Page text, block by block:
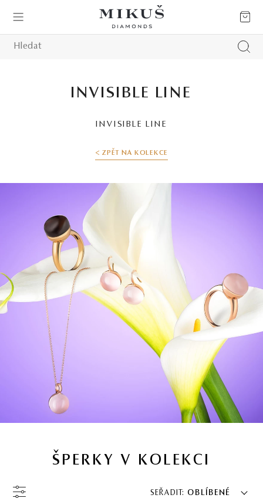
INVISIBLE LINE
INVISIBLE LINE
< ZPĚT NA KOLEKCE
ŠPERKY V KOLEKCI
SEŘADIT: OBLÍBENÉ